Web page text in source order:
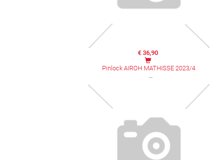
€ 36,90
Pinlock AIROH MATHISSE 2023/4